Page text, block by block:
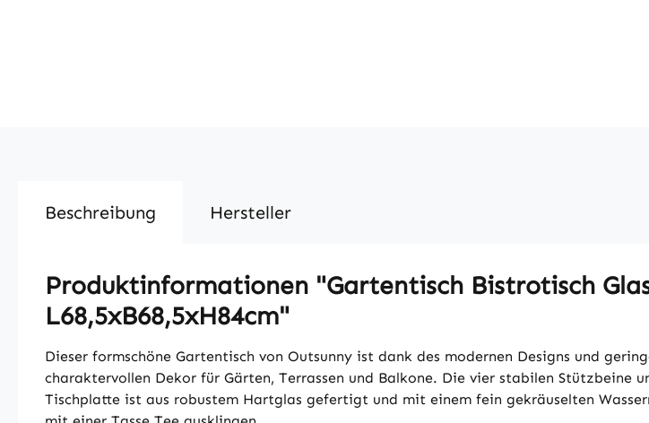
Beschreibung Hersteller
Produktinformationen "Gartentisch Bistrotisch
L68,5xB68,5xH84cm"
Dieser formschöne Gartentisch von Outsunny ist dank des modernen Designs und
charaktervollen Dekor für Gärten, Terrassen und Balkone. Die vier stabilen Stützbeine
Tischplatte ist aus robustem Hartglas gefertigt und mit einem fein gekräuselten